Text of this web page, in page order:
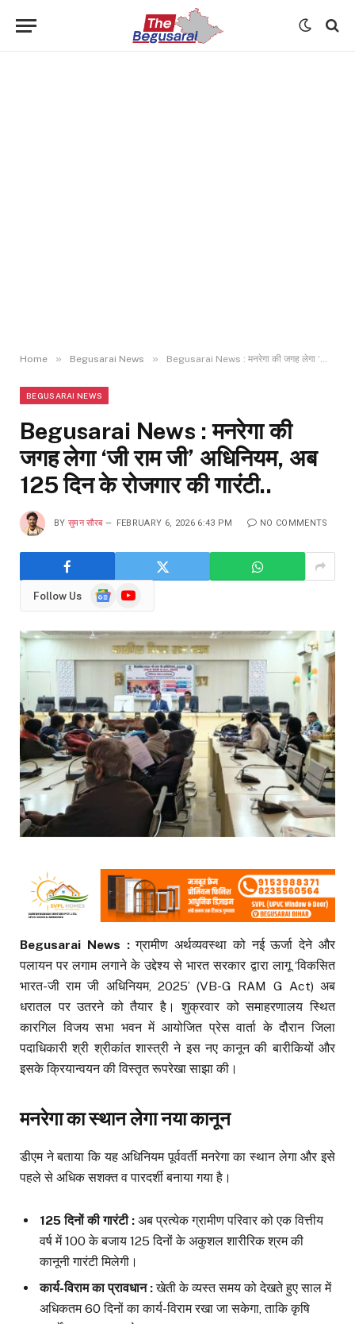
Home » Begusarai News » Begusarai News : मनरेगा की जगह लेगा ‘जी राम जी’ अधिनियम, अब 125 दिन के रोजगार की गारंटी..
BEGUSARAI NEWS
Begusarai News : मनरेगा की
जगह लेगा ‘जी राम जी’ अधिनियम, अब
125 दिन के रोजगार की गारंटी..
BY सुमन सौरब FEBRUARY 6, 2026 6:43 PM NO COMMENTS
Follow Us
GoogleYouTube
Begusarai News :ग्रामीण अर्थव्यवस्था को नई ऊर्जा देने और
पलायन पर लगाम लगाने के उद्देश्य से भारत सरकार द्वारा लागू ‘विकसित
भारत-जी राम जी अधिनियम, 2025’ (VB-G RAM G Act) अब
धरातल पर उतरने को तैयार है। शुक्रवार को समाहरणालय स्थित
कारगिल विजय सभा भवन में आयोजित प्रेस वार्ता के दौरान जिला
पदाधिकारी श्री श्रीकांत शास्त्री ने इस नए कानून की बारीकियों और
इसके क्रियान्वयन की विस्तृत रूपरेखा साझा की।
मनरेगा का स्थान लेगा नया कानून
डीएम ने बताया कि यह अधिनियम पूर्ववर्ती मनरेगा का स्थान लेगा और इसे
पहले से अधिक सशक्त व पारदर्शी बनाया गया है।
125 दिनों की गारंटी : अब प्रत्येक ग्रामीण परिवार को एक वित्तीय
वर्ष में 100 के बजाय 125 दिनों के अकुशल शारीरिक श्रम की
कानूनी गारंटी मिलेगी।
कार्य-विराम का प्रावधान :खेती के व्यस्त समय को देखते हुए साल में
अधिकतम 60 दिनों का कार्य-विराम रखा जा सकेगा, ताकि कृषि